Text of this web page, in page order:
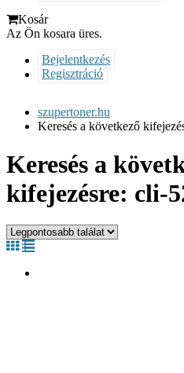
Kosár
Az Ön kosara üres.
Bejelentkezés
Regisztráció
szupertoner.hu
Keresés a következő
Keresés a
kifejezésre: cli-